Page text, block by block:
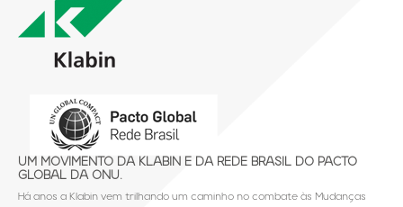
UM MOVIMENTO DA KLABIN E DA REDE BRASIL DO PACTO
GLOBAL DA ONU.
Há anos a Klabin vem trilhando um caminho no combate às Mudanças